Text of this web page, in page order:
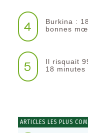
4
Burkina :
bonnes
5
Il risquait
18
ARTICLES LES PLUS